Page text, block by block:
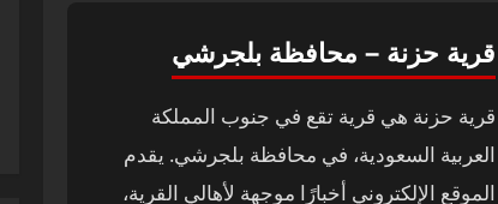
قرية حزنة – محافظة بلجرشي
قرية حزنة هي قرية تقع في جنوب المملكة
العربية السعودية، في محافظة بلجرشي. يقدم
الموقع الإلكتروني أخبارًا موجهة لأهالي القرية،